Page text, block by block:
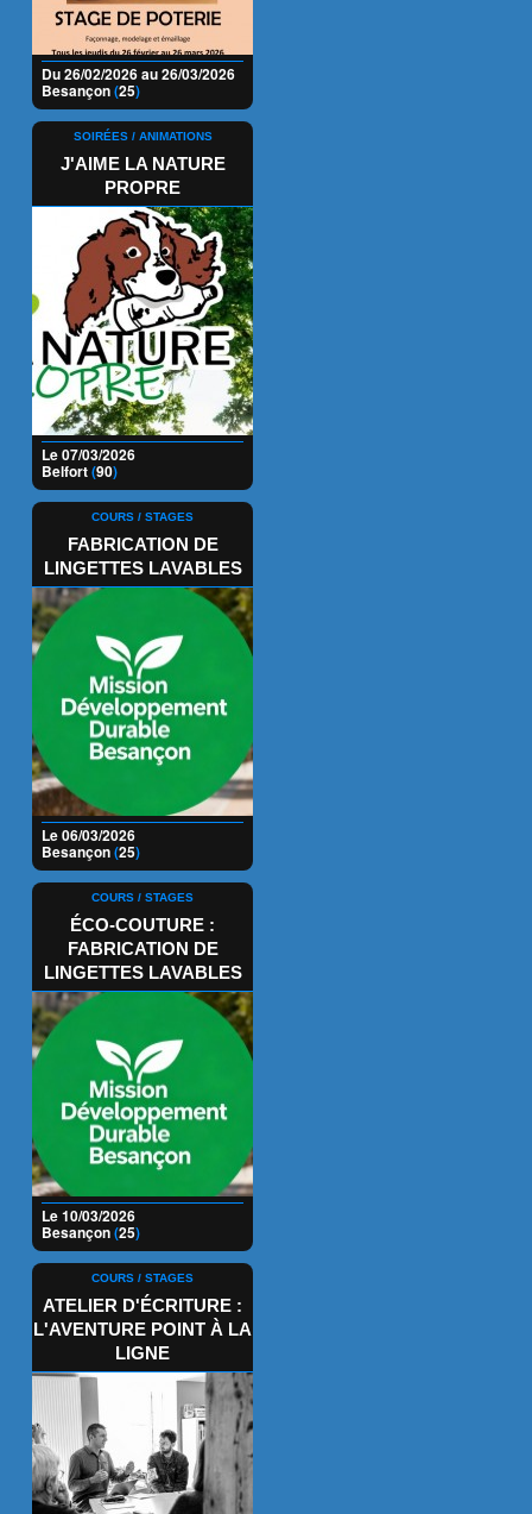
Du 26/02/2026 au 26/03/2026
Besançon(25)
SOIRÉES / ANIMATIONS
J'AIME LA NATURE
PROPRE
Le 07/03/2026
Belfort(90)
COURS / STAGES
FABRICATION DE
LINGETTES LAVABLES
Le 06/03/2026
Besançon(25)
COURS / STAGES
ÉCO-COUTURE :
FABRICATION DE
LINGETTES LAVABLES
Le 10/03/2026
Besançon(25)
COURS / STAGES
ATELIER D'ÉCRITURE :
L'AVENTURE POINT À LA
LIGNE